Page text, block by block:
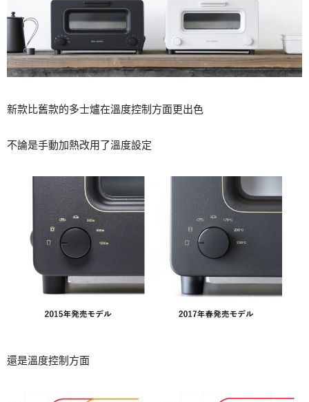
新款比舊款的多士爐在溫度控制方面更出色
不論是手動加熱改用了溫度設定
還是溫度控制方面